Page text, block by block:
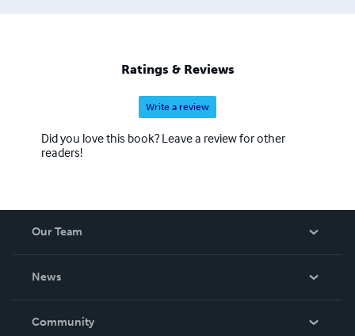
Ratings & Reviews
Write a review
Did you love this book? Leave a review for other
readers!
Our Team
News
In The News
Community